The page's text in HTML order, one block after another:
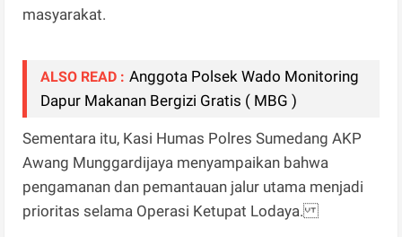
masyarakat.
ALSO READ : Anggota Polsek Wado Monitoring
Dapur Makanan Bergizi Gratis ( MBG )
Sementara itu, Kasi Humas Polres Sumedang AKP
Awang Munggardijaya menyampaikan bahwa
pengamanan dan pemantauan jalur utama menjadi
prioritas selama Operasi Ketupat Lodaya.